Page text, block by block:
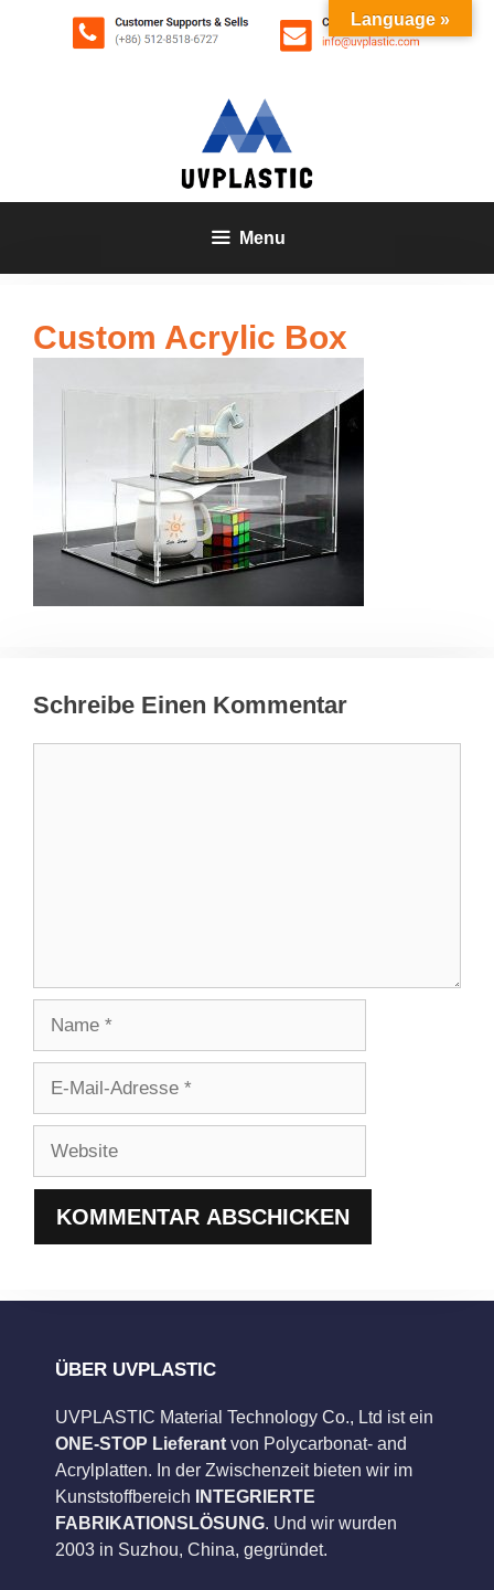
Menu
Custom Acrylic Box
Schreibe Einen Kommentar
Adresse
ÜBER UVPLASTIC
UVPLASTIC Material Technology Co., Ltd ist ein
ONE-STOP Lieferant von Polycarbonat- and
Acrylplatten. In der Zwischenzeit bieten wir im
Kunststoffbereich
INTEGRIERTE
FABRIKATIONSLÖSUNG. Und wir wurden
2003 in Suzhou, China, gegründet.
Language »